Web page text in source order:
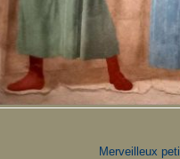
Merveilleux